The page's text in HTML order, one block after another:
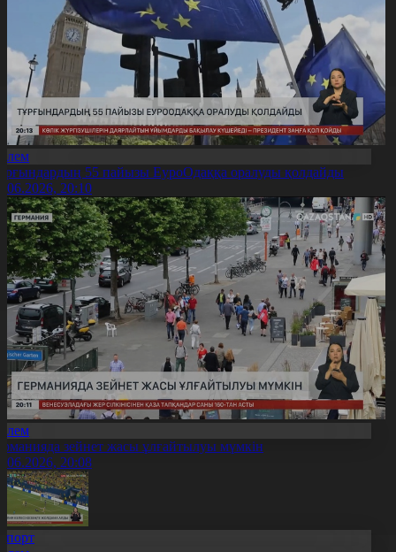
55 пайызы ЕуроОдаққа оралуды қолдайды
20:10
зейнет жасы ұлғайтылуы мүмкін
20:08